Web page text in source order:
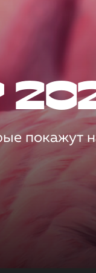
покажут